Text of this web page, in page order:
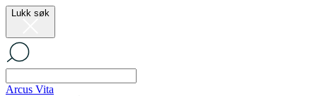
Lukk søk
Arcus Vita